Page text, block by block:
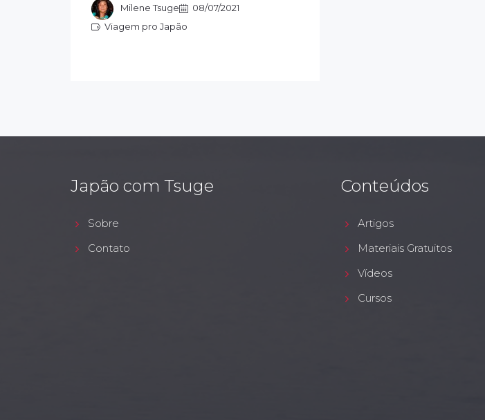
Milene Tsuge
08/07/2021
Viagem pro Japão
Ou no castelo do Howl?
Japão com Tsuge
Sobre
Contato
Conteúdos
Artigos
Materiais Gratuitos
Vídeos
Cursos